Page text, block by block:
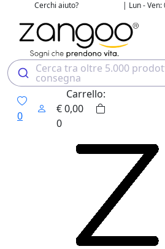
Cerchi aiuto? | Lun -
Cerca tra oltre 5.000
consegna
0
Carrello:
€0,00
0